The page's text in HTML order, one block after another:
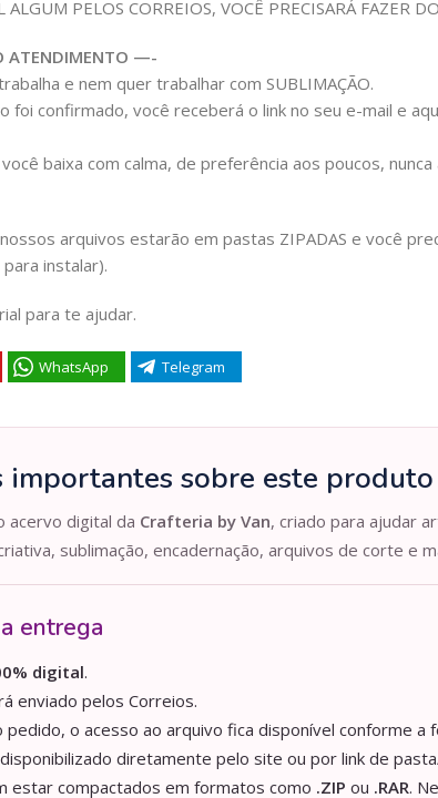
PELOS CORREIOS, VOCÊ PRECISARÁ FAZER
ATENDIMENTO —-
e nem quer trabalhar com SUBLIMAÇÃO.
foi confirmado, você receberá o link no seu e-mail e
baixa com calma, de preferência aos poucos,
arquivos estarão em pastas ZIPADAS e você
instalar).
para te ajudar.
WhatsApp Telegram
importantes sobre este
acervo digital da Crafteria by Van, criado para ajudar
sublimação, encadernação, arquivos de corte e
entrega
digital.
enviado pelos Correios.
pedido, o acesso ao arquivo fica disponível conforme
diretamente pelo site ou por link de
estar compactados em formatos como .ZIP ou .RAR.